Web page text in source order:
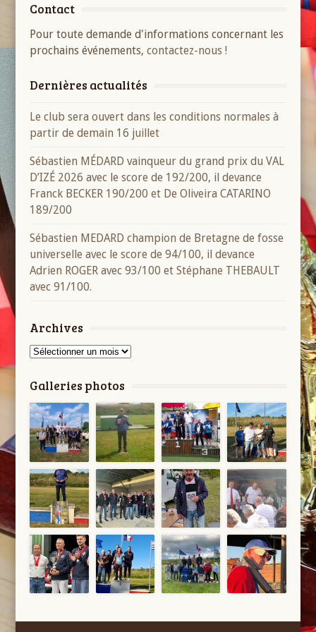
Contact
Pour toute demande d'informations concernant les
prochains événements,contactez-nous !
Dernières actualités
Le club sera ouvert dans les conditions normales à
partir de demain 16 juillet
Sébastien MÉDARD vainqueur du grand prix du VAL
D’IZÉ 2026 avec le score de 192/200, il devance
Franck BECKER 190/200 et De Oliveira CATARINO
189/200
Sébastien MEDARD champion de Bretagne de fosse
universelle avec le score de 94/100, il devance
Adrien ROGER avec 93/100 et Stéphane THEBAULT
avec 91/100.
Archives
Archives
Galleries photos